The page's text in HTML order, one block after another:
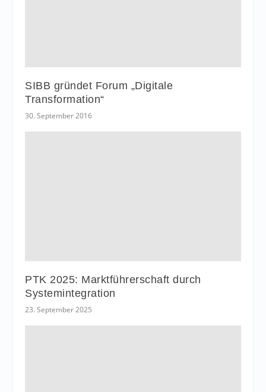
SIBB gründet Forum „Digitale
Transformation“
30. September 2016
PTK 2025: Marktführerschaft durch
Systemintegration
23. September 2025